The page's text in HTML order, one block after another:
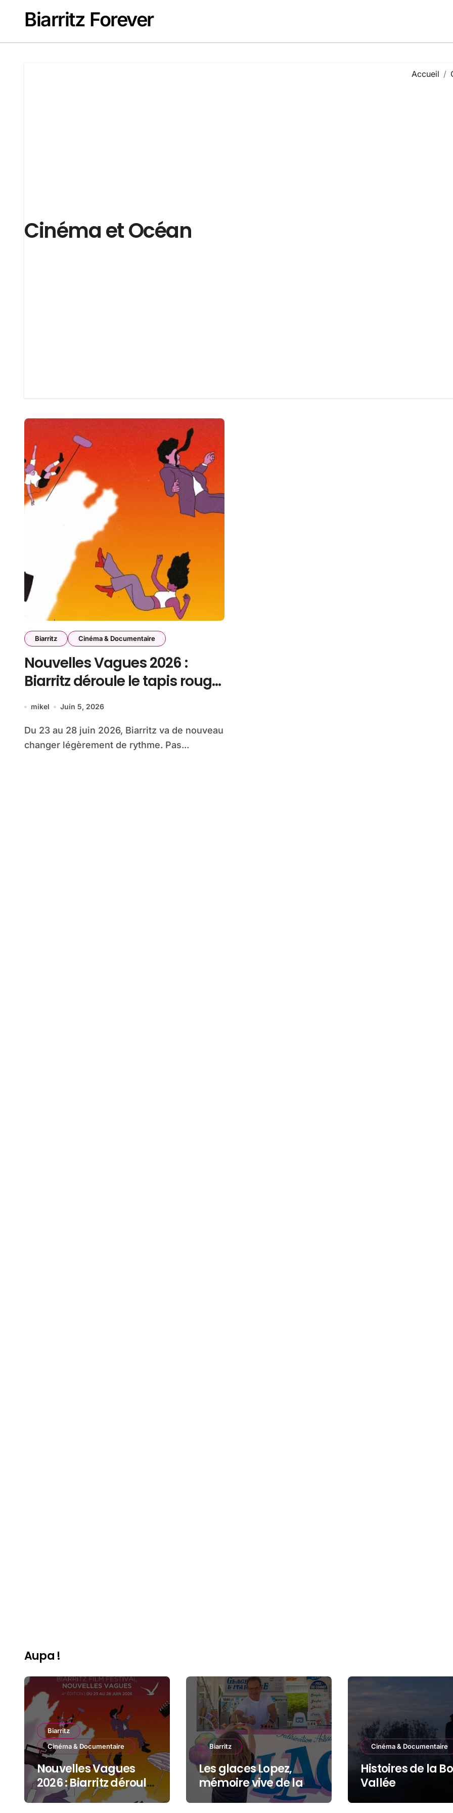
contenuBiarritz Forever
Cinéma et Océan
Accueil
Biarritz Cinéma & Documentaire
Nouvelles Vagues 2026 :
Biarritz déroule le tapis rouge
entre océan, jeunesse et
mikel Juin 5, 2026
Du 23 au 28 juin 2026, Biarritz va de nouveau
changer légèrement de rythme. Pas...
Aupa !
Biarritz
Cinéma & Documentaire
Nouvelles Vagues
2026 : Biarritz déroule
le tapis rouge entre
Biarritz
Les glaces Lopez,
mémoire vive de la
Grande Plage
Cinéma & Documentaire
Histoires de la
Vallée